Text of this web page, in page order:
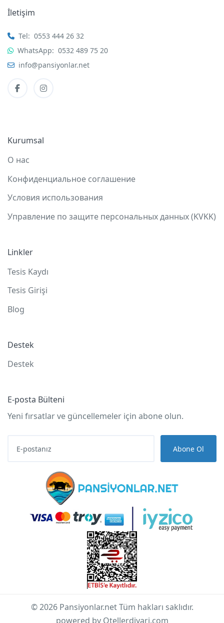
İletişim
Tel: 0553 444 26 32
WhatsApp: 0532 489 75 20
info@pansiyonlar.net
Kurumsal
О нас
Конфиденциальное соглашение
Условия использования
Управление по защите персональных данных (KVKK)
Linkler
Tesis Kaydı
Tesis Girişi
Blog
Destek
Destek
E-posta Bülteni
Yeni fırsatlar ve güncellemeler için abone olun.
Abone Ol
© 2026 Pansiyonlar.net Tüm hakları saklıdır.
powered by Otellerdiyari.com